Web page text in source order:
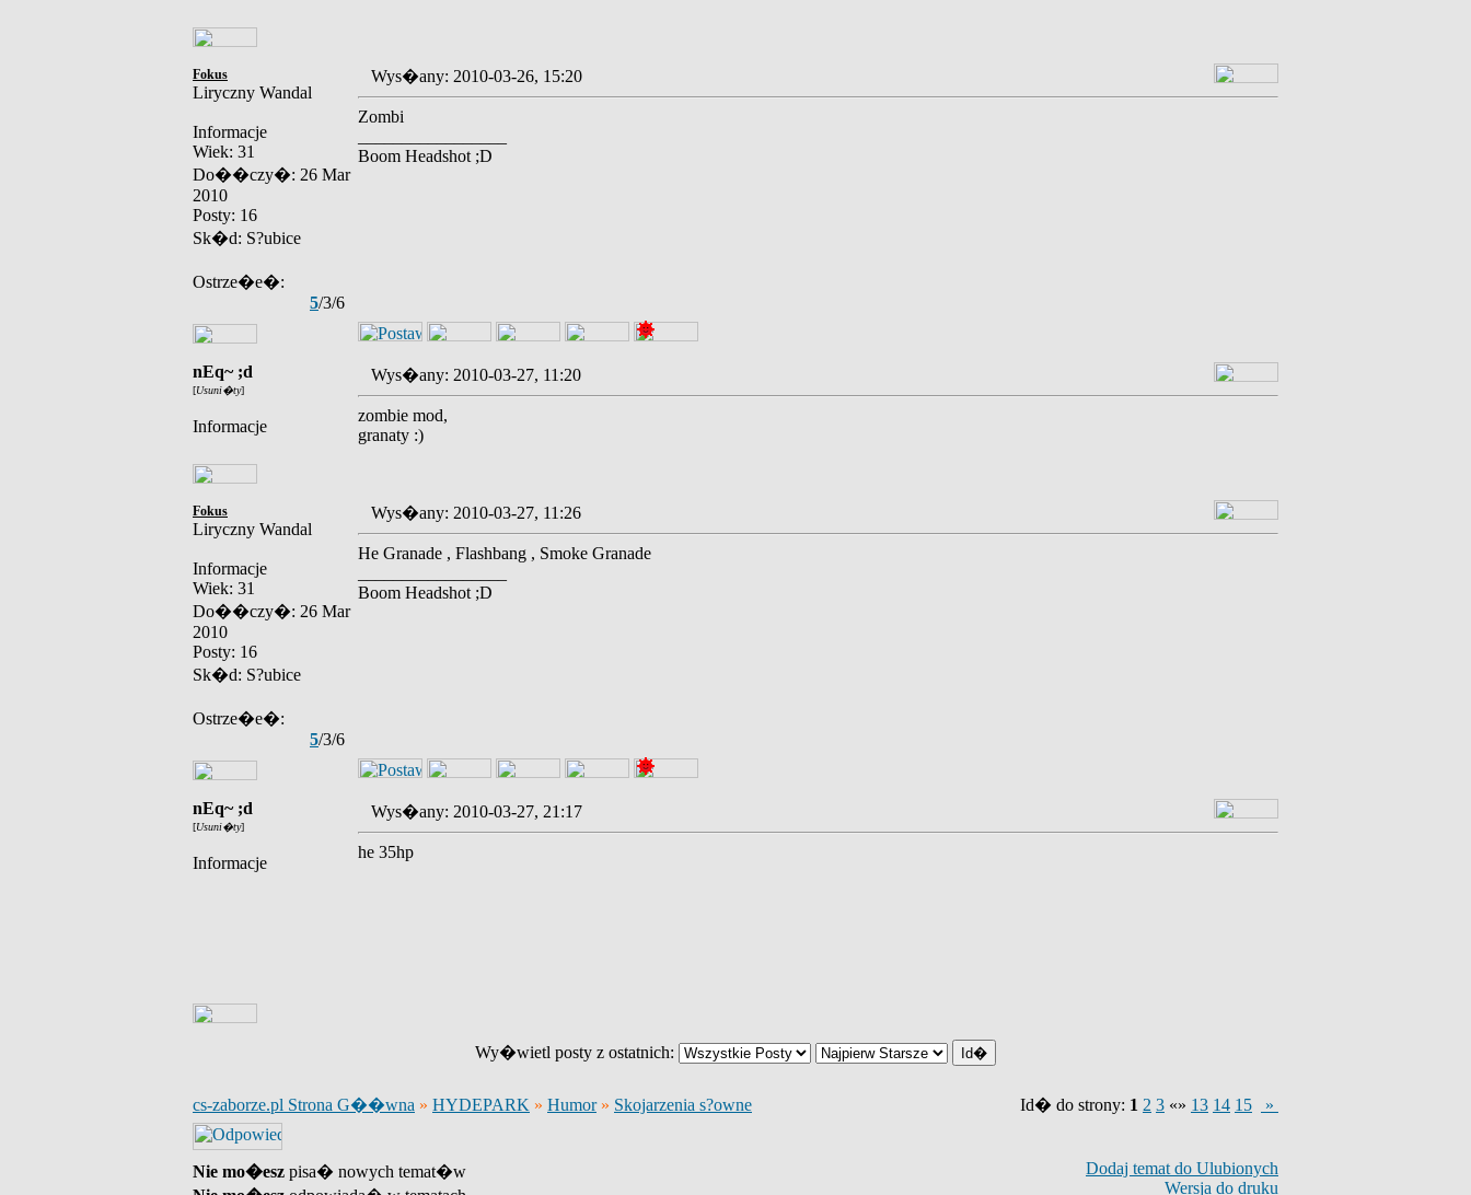
Fokus
Liryczny Wandal
Informacje
Wiek: 31
Do��czy�: 26 Mar
2010
Posty: 16
Sk�d: S?ubice
Ostrze�e�:
5/3/6
Wys�any: 2010-03-26, 15:20
Zombi
Boom Headshot ;D
nEq~ ;d
[Usuni�ty]
Informacje
Wys�any: 2010-03-27, 11:20
zombie mod,
granaty :)
Fokus
Liryczny Wandal
Informacje
Wiek: 31
Do��czy�: 26 Mar
2010
Posty: 16
Sk�d: S?ubice
Ostrze�e�:
5/3/6
Wys�any: 2010-03-27, 11:26
He Granade , Flashbang , Smoke Granade
Boom Headshot ;D
nEq~ ;d
[Usuni�ty]
Informacje
Wys�any: 2010-03-27, 21:17
he 35hp
Wy�wietl posty z ostatnich:
cs-zaborze.pl Strona G��wna » HYDEPARK » Humor» Skojarzenia s?owne Id� do strony: 1 2 3 «» 13 14 15 »
Nie mo�esz pisa� nowych temat�w
Dodaj temat do Ulubionych
Wersja do druku